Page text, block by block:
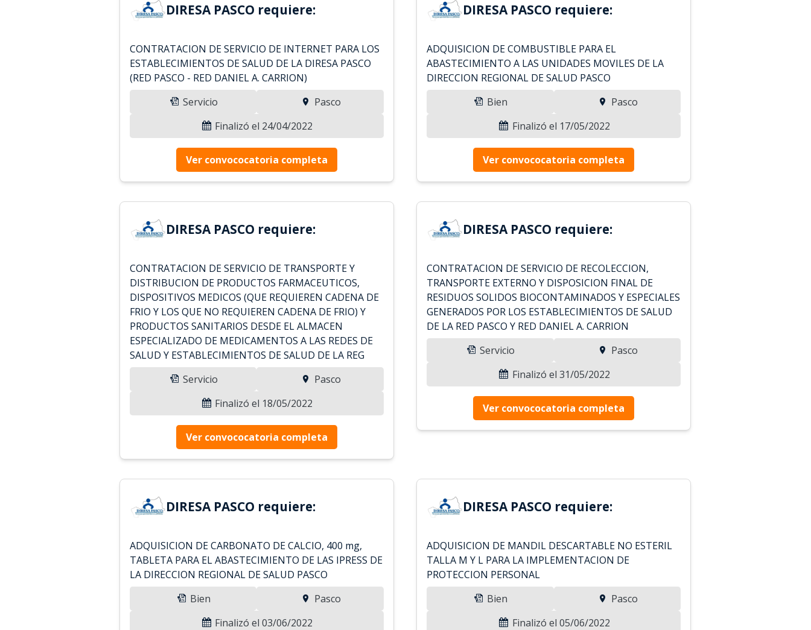
DIRESA PASCO requiere:
CONTRATACION DE SERVICIO DE INTERNET PARA LOS
ESTABLECIMIENTOS DE SALUD DE LA DIRESA PASCO
(RED PASCO - RED DANIEL A. CARRION)
Servicio
Pasco
Finalizó el 24/04/2022
Ver convococatoria completa
DIRESA PASCO requiere:
ADQUISICION DE COMBUSTIBLE PARA EL
ABASTECIMIENTO A LAS UNIDADES MOVILES DE LA
DIRECCION REGIONAL DE SALUD PASCO
Bien
Pasco
Finalizó el 17/05/2022
Ver convococatoria completa
DIRESA PASCO requiere:
CONTRATACION DE SERVICIO DE TRANSPORTE Y
DISTRIBUCION DE PRODUCTOS FARMACEUTICOS,
DISPOSITIVOS MEDICOS (QUE REQUIEREN CADENA DE
FRIO Y LOS QUE NO REQUIEREN CADENA DE FRIO) Y
PRODUCTOS SANITARIOS DESDE EL ALMACEN
ESPECIALIZADO DE MEDICAMENTOS A LAS REDES DE
SALUD Y ESTABLECIMIENTOS DE SALUD DE LA REG
Servicio
Pasco
Finalizó el 18/05/2022
Ver convococatoria completa
DIRESA PASCO requiere:
CONTRATACION DE SERVICIO DE RECOLECCION,
TRANSPORTE EXTERNO Y DISPOSICION FINAL DE
RESIDUOS SOLIDOS BIOCONTAMINADOS Y ESPECIALES
GENERADOS POR LOS ESTABLECIMIENTOS DE SALUD
DE LA RED PASCO Y RED DANIEL A. CARRION
Servicio
Pasco
Finalizó el 31/05/2022
Ver convococatoria completa
DIRESA PASCO requiere:
ADQUISICION DE CARBONATO DE CALCIO, 400 mg,
TABLETA PARA EL ABASTECIMIENTO DE LAS IPRESS DE
LA DIRECCION REGIONAL DE SALUD PASCO
Bien
Pasco
Finalizó el 03/06/2022
DIRESA PASCO requiere:
ADQUISICION DE MANDIL DESCARTABLE NO ESTERIL
TALLA M Y L PARA LA IMPLEMENTACION DE
PROTECCION PERSONAL
Bien
Pasco
Finalizó el 05/06/2022